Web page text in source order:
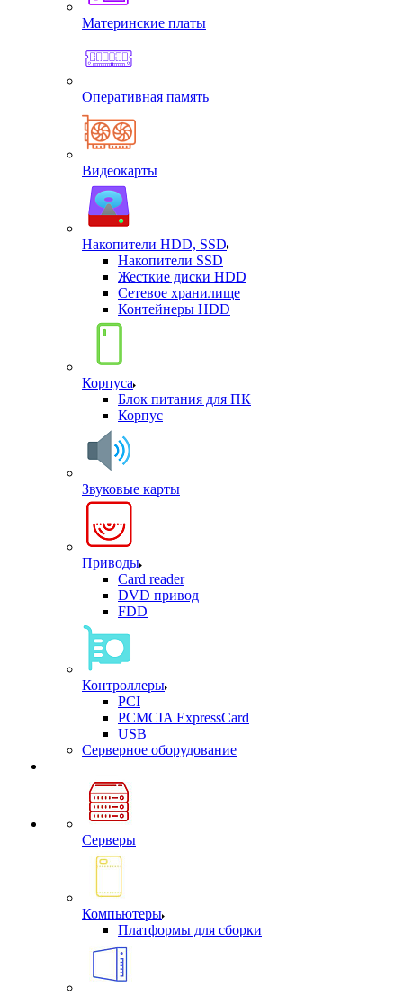
Материнские платы
Оперативная память
Видеокарты
Накопители HDD, SSD
Накопители SSD
Жесткие диски HDD
Сетевое хранилище
Контейнеры HDD
Корпуса
Блок питания для ПК
Корпус
Звуковые карты
Приводы
Card reader
DVD привод
FDD
Контроллеры
PCI
PCMCIA ExpressCard
USB
Cерверное оборудование
Серверы
Компьютеры
Платформы для сборки